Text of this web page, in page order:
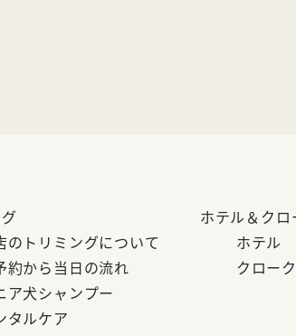
のトリミングについて
約から当日の流れ
ア犬シャンプー
タルケア
ホテル＆クロ
ホテル
クローク